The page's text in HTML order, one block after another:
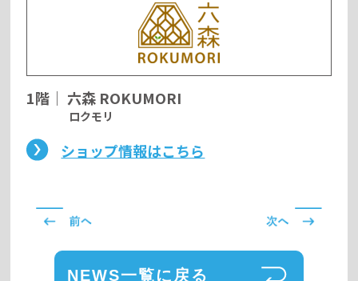
1階 ｜ 六森 ROKUMORI
ロクモリ
ショップ情報はこちら
NEWS一覧に戻る